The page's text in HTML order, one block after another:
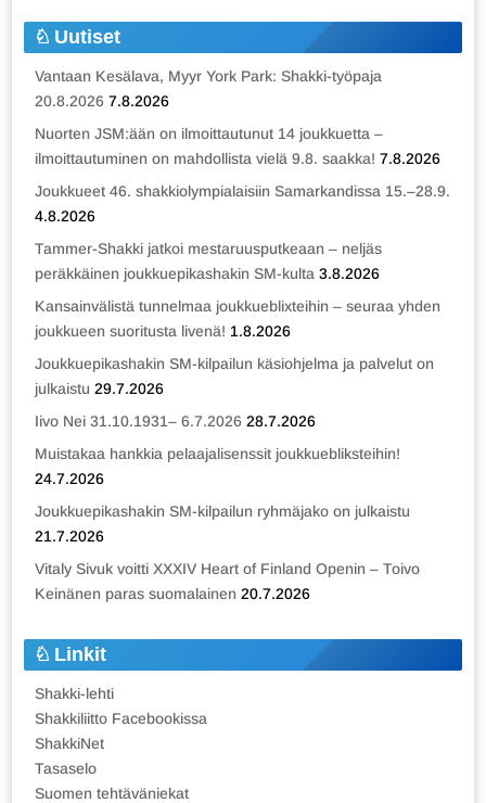
Uutiset
Vantaan Kesälava, Myyr York Park: Shakki-työpaja
20.8.2026 7.8.2026
Nuorten JSM:ään on ilmoittautunut 14 joukkuetta –
ilmoittautuminen on mahdollista vielä 9.8. saakka! 7.8.2026
Joukkueet 46. shakkiolympialaisiin Samarkandissa 15.–28.9.
4.8.2026
Tammer-Shakki jatkoi mestaruusputkeaan – neljäs
peräkkäinen joukkuepikashakin SM-kulta 3.8.2026
Kansainvälistä tunnelmaa joukkueblixteihin – seuraa yhden
joukkueen suoritusta livenä! 1.8.2026
Joukkuepikashakin SM-kilpailun käsiohjelma ja palvelut on
julkaistu 29.7.2026
Iivo Nei 31.10.1931– 6.7.2026 28.7.2026
Muistakaa hankkia pelaajalisenssit joukkuebliksteihin!
24.7.2026
Joukkuepikashakin SM-kilpailun ryhmäjako on julkaistu
21.7.2026
Vitaly Sivuk voitti XXXIV Heart of Finland Openin – Toivo
Keinänen paras suomalainen 20.7.2026
Linkit
Shakki-lehti
Shakkiliitto Facebookissa
ShakkiNet
Tasaselo
Suomen tehtäväniekat